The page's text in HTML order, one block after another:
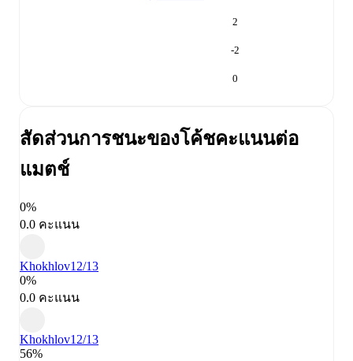
2
-2
0
สัดส่วนการชนะของโค้ชคะแนนต่อ
แมตช์
0%
0.0 คะแนน
Khokhlov12/13
0%
0.0 คะแนน
Khokhlov12/13
56%